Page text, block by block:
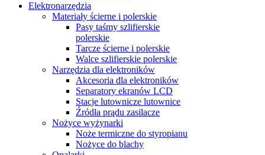
Elektronarzędzia
Materiały ścierne i polerskie
Pasy taśmy szlifierskie
polerskie
Tarcze ścierne i polerskie
Walce szlifierskie polerskie
Narzędzia dla elektroników
Akcesoria dla elektroników
Separatory ekranów LCD
Stacje lutownicze lutownice
Źródła prądu zasilacze
Nożyce wyżynarki
Noże termiczne do styropianu
Nożyce do blachy